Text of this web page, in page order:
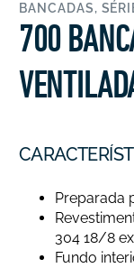
BANCADAS,
700
Preparada
304 18/8
Fundo